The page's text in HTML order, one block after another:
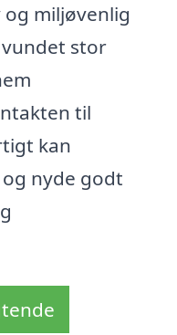
miljøvenlig
stor
til
kan
nyde godt